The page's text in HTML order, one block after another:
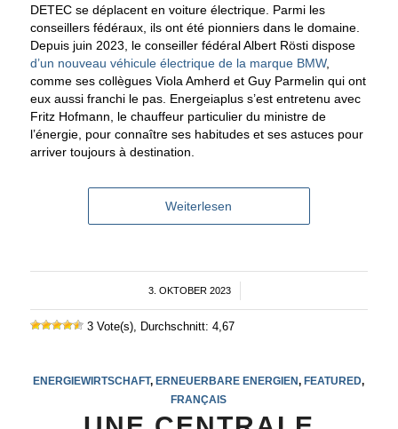
DETEC se déplacent en voiture électrique. Parmi les
conseillers fédéraux, ils ont été pionniers dans le domaine.
Depuis juin 2023, le conseiller fédéral Albert Rösti dispose
d’un nouveau véhicule électrique de la marque BMW,
comme ses collègues Viola Amherd et Guy Parmelin qui ont
eux aussi franchi le pas. Energeiaplus s’est entretenu avec
Fritz Hofmann, le chauffeur particulier du ministre de
l’énergie, pour connaître ses habitudes et ses astuces pour
arriver toujours à destination.
Weiterlesen
3. OKTOBER 2023
/
3 Vote(s), Durchschnitt: 4,67
ENERGIEWIRTSCHAFT,ERNEUERBARE ENERGIEN ,FEATURED
FRANÇAIS